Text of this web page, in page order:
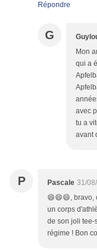
Répondre
G
Mon
qui a
avec
tu a
avant
P Pascale 31/
😄😄😄, bravo,
un corps
de son joli tee-
régime ! Bon